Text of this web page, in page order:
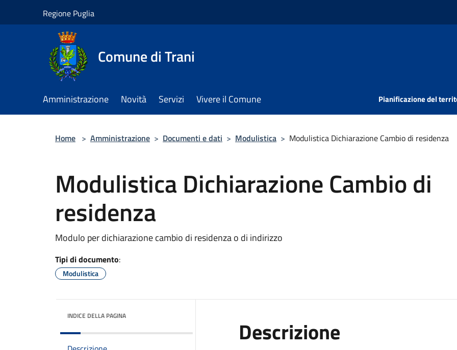
Regione Puglia
Comune di Trani
Amministrazione Novità Servizi Vivere il Comune Pianificazione del
Home > Amministrazione > Documenti e dati > Modulistica > Modulistica Dichiarazione Cambio di residenza
Modulistica Dichiarazione Cambio di
residenza
Modulo per dichiarazione cambio di residenza o di indirizzo
Tipi di documento:
Modulistica
INDICE DELLA PAGINA
Descrizione